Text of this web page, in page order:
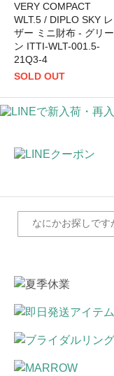
VERY COMPACT
WLT.5 / DIPLO SKY レ
ザー ミニ財布 - グリー
ン ITTI-WLT-001.5-
21Q3-4
SOLD OUT